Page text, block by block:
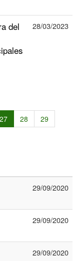
del
28/03/2023
27 28
29
29/09/2020
29/09/2020
29/09/2020